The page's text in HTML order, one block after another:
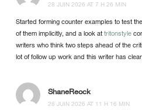
28 JUIN 2026 AT 7 H 26 MIN
Started forming counter examples to test
of them implicitly, and a look attritonstyle
writers who think two steps ahead of the
lot of follow up work and this writer has
ShaneReock
28 JUIN 2026 AT 11 H 16 MIN